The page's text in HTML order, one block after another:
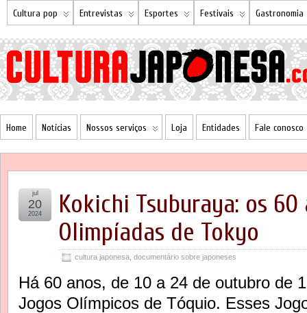
Cultura pop Entrevistas Esportes Festivais Gastronomia
Home Notícias Nossos serviços Loja Entidades Fale conosco
Kokichi Tsuburaya: os 60
Olimpíadas de Tokyo
cultura japonesa documentário sobre japoneses
jul
20
2024
Há 60 anos, de 10 a 24 de outubro de
Jogos Olímpicos de Tóquio. Esses